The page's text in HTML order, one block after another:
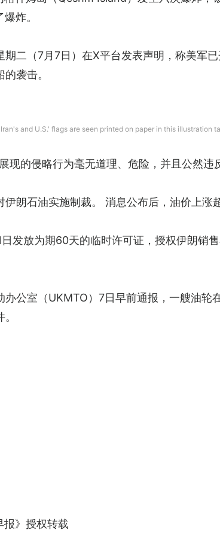
炸。
期二（7月7日）在X平台发表声明，称美军
袭击。
Iran's and U.S.' flags are seen printed on paper in this
现的侵略行为毫无道理、危险，并且公然违
伊朗石油实施制裁。 消息公布后，油价上涨
发放为期60天的临时许可证，授权伊朗销
办公室（UKMTO）7日早前通报，一艘油
报》授权转载